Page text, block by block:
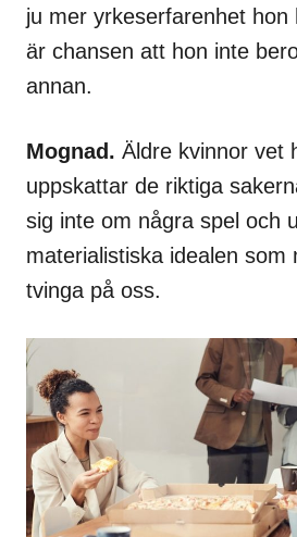
ju mer yrkeserfarenhet hon
är chansen att hon inte
annan.
Mognad. Äldre kvinnor vet
uppskattar de riktiga
sig inte om några spel och
materialistiska idealen som
tvinga på oss.